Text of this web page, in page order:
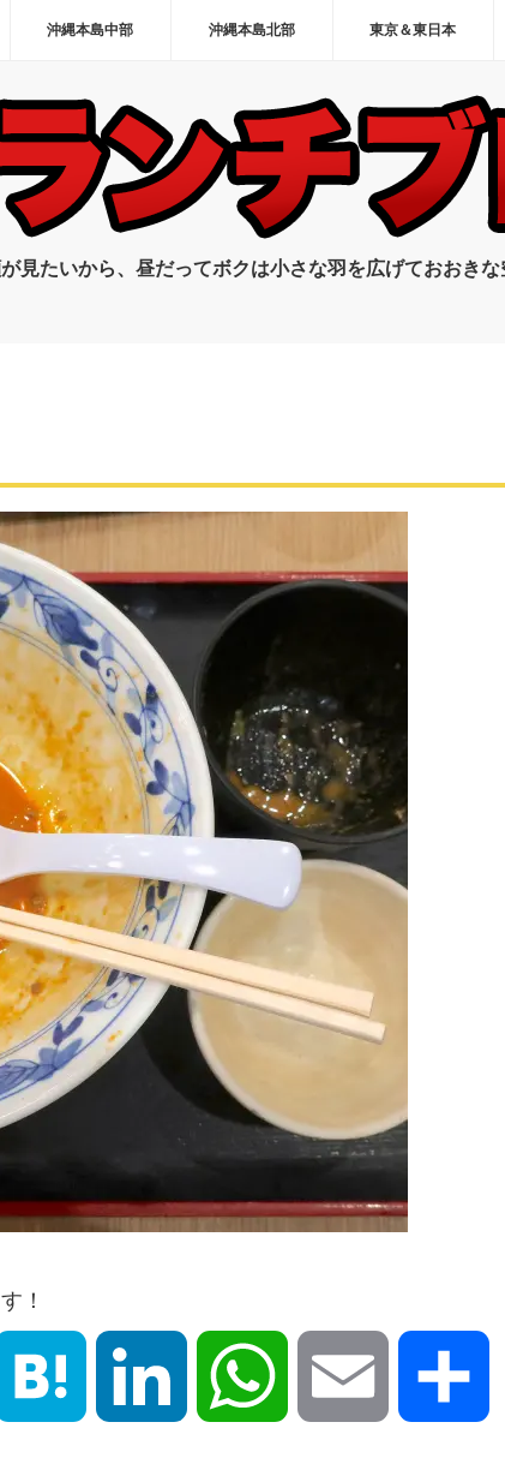
沖縄本島中部 沖縄本島北部 東京＆東日本
見たいから、昼だってボクは小さな羽を広げておおき
！
Hatena LinkedIn WhatsApp Email